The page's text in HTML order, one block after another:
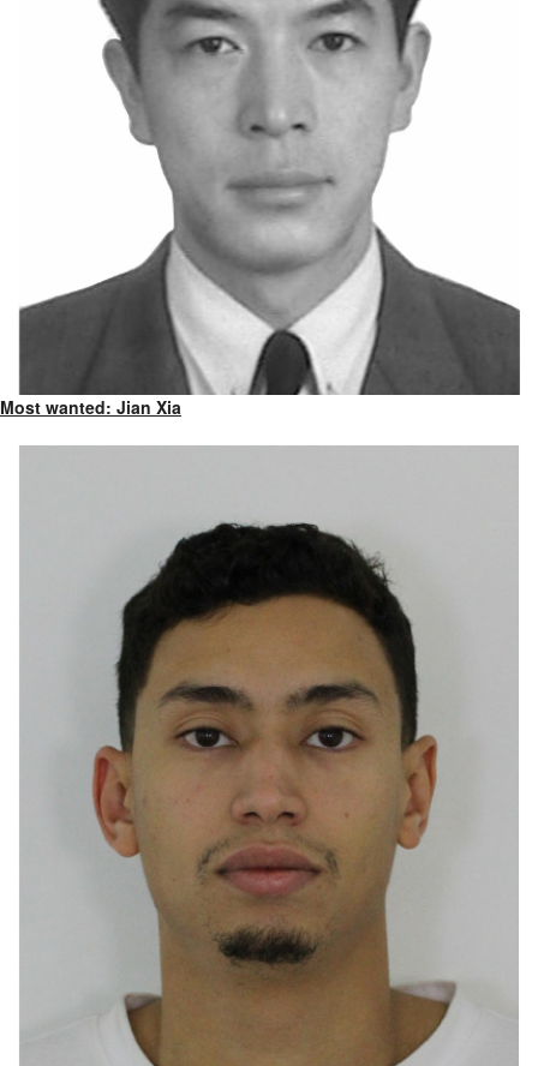
Most wanted: Jian Xia